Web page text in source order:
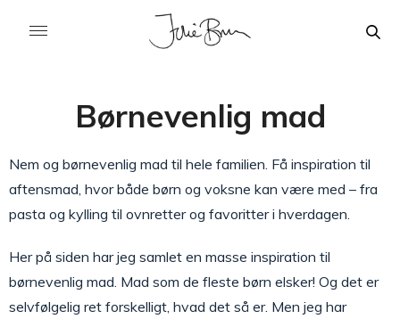
Børnevenlig mad
Nem og børnevenlig mad til hele familien. Få inspiration til
aftensmad, hvor både børn og voksne kan være med – fra
pasta og kylling til ovnretter og favoritter i hverdagen.
Her på siden har jeg samlet en masse inspiration til
børnevenlig mad. Mad som de fleste børn elsker! Og det er
selvfølgelig ret forskelligt, hvad det så er. Men jeg har